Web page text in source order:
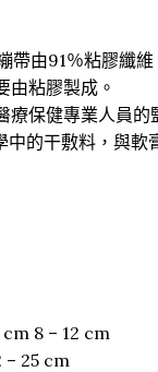
由91％粘膠纖
粘膠製成。
保健專業人員的
的干敷料，與
cm 8 – 12 cm
– 25 cm